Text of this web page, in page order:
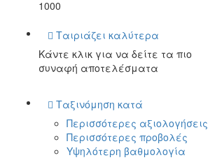
1000
Ταιριάζει καλύτερα
Κάντε κλικ για να δείτε τα πιο
συναφή αποτελέσματα
Ταξινόμηση κατά
Περισσότερες αξιολογήσεις
Περισσότερες προβολές
Υψηλότερη βαθμολογία